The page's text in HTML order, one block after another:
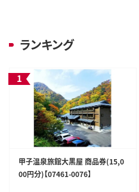
ランキング
甲子温泉旅館大黒屋 商品券(15,0
00円分)【07461-0076】